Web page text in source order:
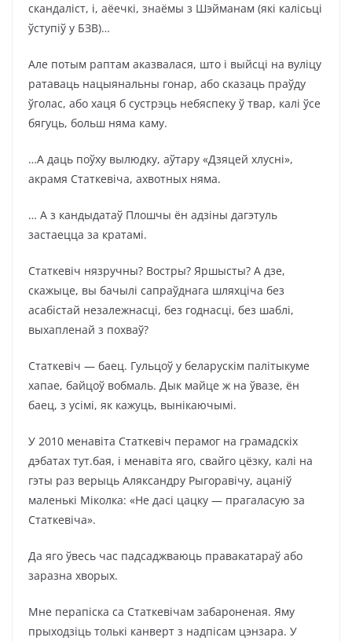
скандаліст, і, аёечкі, знаёмы з Шэйманам (які калісьці
ўступіў у БЗВ)…
Але потым раптам аказвалася, што і выйсці на вуліцу
ратаваць нацыянальны гонар, або сказаць праўду
ўголас, або хаця б сустрэць небяспеку ў твар, калі ўсе
бягуць, больш няма каму.
…А даць поўху вылюдку, аўтару «Дзяцей хлусні»,
акрамя Статкевіча, ахвотных няма.
… А з кандыдатаў Плошчы ён адзіны дагэтуль
застаецца за кратамі.
Статкевіч нязручны? Востры? Яршысты? А дзе,
скажыце, вы бачылі сапраўднага шляхціча без
асабістай незалежнасці, без годнасці, без шаблі,
выхапленай з похваў?
Статкевіч — баец. Гульцоў у беларускім палітыкуме
хапае, байцоў вобмаль. Дык майце ж на ўвазе, ён
баец, з усімі, як кажуць, вынікаючымі.
У 2010 менавіта Статкевіч перамог на грамадскіх
дэбатах тут.бая, і менавіта яго, свайго цёзку, калі на
гэты раз верыць Аляксандру Рыгоравічу, ацаніў
маленькі Міколка: «Не дасі цацку — прагаласую за
Статкевіча».
Да яго ўвесь час падсаджваюць правакатараў або
заразна хворых.
Мне перапіска са Статкевічам забароненая. Яму
прыходзіць толькі канверт з надпісам цэнзара. У